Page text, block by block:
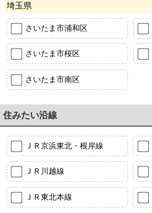
埼玉県
さいたま市浦和区
さいたま市桜区
さいたま市南区
住みたい沿線
ＪＲ京浜東北・根岸線
ＪＲ川越線
ＪＲ東北本線